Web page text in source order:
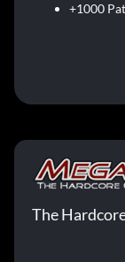
+1000
The